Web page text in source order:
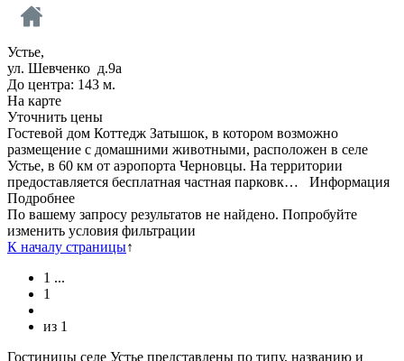
Устье,
ул. Шевченко д.9а
До центра: 143 м.
На карте
Уточнить цены
Гостевой дом Коттедж Затышок, в котором возможно
размещение с домашними животными, расположен в селе
Устье, в 60 км от аэропорта Черновцы. На территории
предоставляется бесплатная частная парковк… Информация
Подробнее
По вашему запросу результатов не найдено. Попробуйте
изменить условия фильтрации
К началу страницы↑
1 ...
1
из 1
Гостиницы селе Устье представлены по типу, названию и